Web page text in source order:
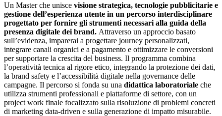
Un Master che unisce visione strategica, tecnologie pubblicitarie e
gestione dell’esperienza utente in un percorso interdisciplinare
progettato per fornire gli strumenti necessari alla guida della
presenza digitale dei brand. Attraverso un approccio basato
sull’evidenza, imparerai a progettare journey personalizzati,
integrare canali organici e a pagamento e ottimizzare le conversioni
per supportare la crescita del business. Il programma combina
l’operatività tecnica al rigore etico, integrando la protezione dei dati,
la brand safety e l’accessibilità digitale nella governance delle
campagne. Il percorso si fonda su una didattica laboratoriale che
utilizza strumenti professionali e piattaforme di settore, con un
project work finale focalizzato sulla risoluzione di problemi concreti
di marketing data-driven e sulla generazione di impatto misurabile.